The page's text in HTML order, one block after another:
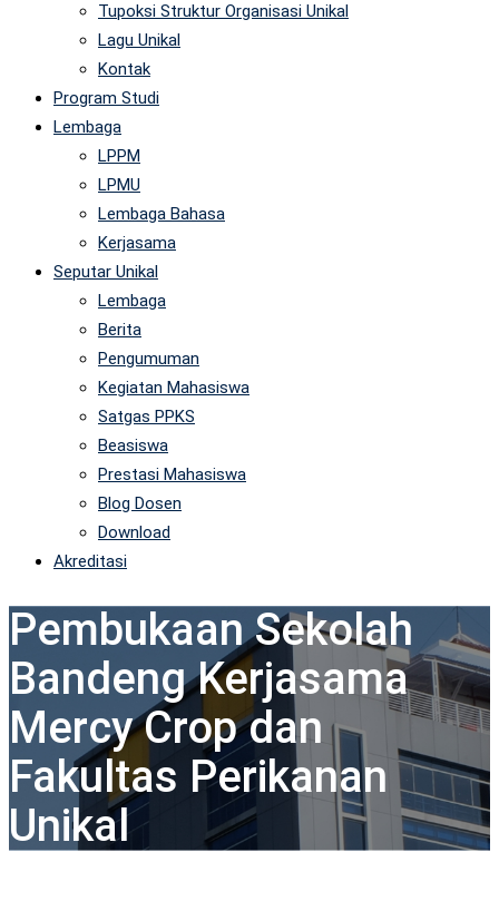
Tupoksi Struktur Organisasi Unikal
Lagu Unikal
Kontak
Program Studi
Lembaga
LPPM
LPMU
Lembaga Bahasa
Kerjasama
Seputar Unikal
Lembaga
Berita
Pengumuman
Kegiatan Mahasiswa
Satgas PPKS
Beasiswa
Prestasi Mahasiswa
Blog Dosen
Download
Akreditasi
Pembukaan Sekolah
Bandeng Kerjasama
Mercy Crop dan
Fakultas Perikanan
Unikal